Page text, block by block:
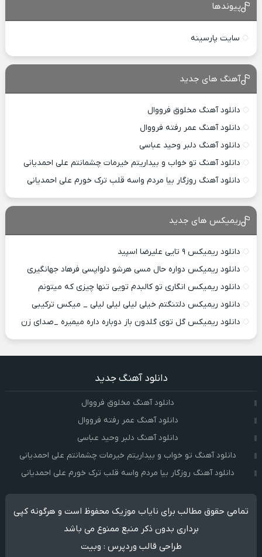
پیوندها
سایت پارسینه
آهنگ های جدید
دانلود آهنگ مخلوق فرووال
دانلود آهنگ عمر رفته فرووال
دانلود آهنگ دلبر وحید عباسی
دانلود آهنگ تو خواب و بیداریتم خیرمات چشمانتم علی احمدیانی
دانلود آهنگ روزگار بیا مردم واسه قلب ترک خورم علی احمدیانی
ریمیکس های جدید
دانلود ریمیکس ۹ تایی علیرضا اسپید
دانلود ریمیکس دواره حال مسی هرشو دلواپسی فرهاد جهانگیری
دانلود ریمیکس انگاری تو کالبدم تویی تنها چیزی که میتونم
دانلود ریمیکس دلتنگتم خیلی لیلی لیلی لیلی _ میکس ترکیبی
دانلود ریمیکس گل توی گلدون باز دوباره داره میمیره _صدای زن
دانلود آهنگ جدید
دانلود آهنگ مخلوق فرووال
دانلود آهنگ عمر رفته فرووال
دانلود آهنگ دلبر وحید عباسی
دانلود آهنگ تو خواب و بیداریتم خیرمات چشمانتم علی احمدیانی
دانلود آهنگ روزگار بیا مردم واسه قلب ترک خورم علی احمدیانی
تمامی حقوق مطالب برای نایاب موزیک محفوظ است و هرگونه کپی
برداری بدون ذکر منبع ممنوع می باشد
طراحی قالب وردپرس : وبیت